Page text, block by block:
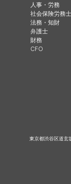
人事・労務
社会保険労務士
法務・知財
弁護士
財務
CFO
東京都渋谷区道玄